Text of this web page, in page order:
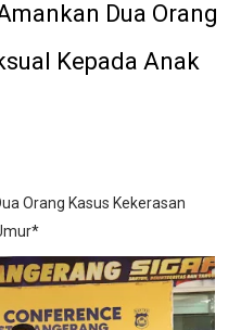
Dua Orang
Kepada Anak
Orang Kasus Kekerasan